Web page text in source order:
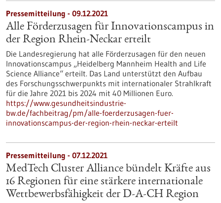
Pressemitteilung - 09.12.2021
Alle Förderzusagen für Innovationscampus in
der Region Rhein-Neckar erteilt
Die Landesregierung hat alle Förderzusagen für den neuen
Innovationscampus „Heidelberg Mannheim Health and Life
Science Alliance“ erteilt. Das Land unterstützt den Aufbau
des Forschungsschwerpunkts mit internationaler Strahlkraft
für die Jahre 2021 bis 2024 mit 40 Millionen Euro.
https://www.gesundheitsindustrie-
bw.de/fachbeitrag/pm/alle-foerderzusagen-fuer-
innovationscampus-der-region-rhein-neckar-erteilt
Pressemitteilung - 07.12.2021
MedTech Cluster Alliance bündelt Kräfte aus
16 Regionen für eine stärkere internationale
Wettbewerbsfähigkeit der D-A-CH Region